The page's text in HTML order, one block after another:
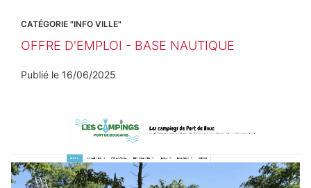
CATÉGORIE "INFO VILLE"
OFFRE D'EMPLOI - BASE NAUTIQUE
Publié le 16/06/2025